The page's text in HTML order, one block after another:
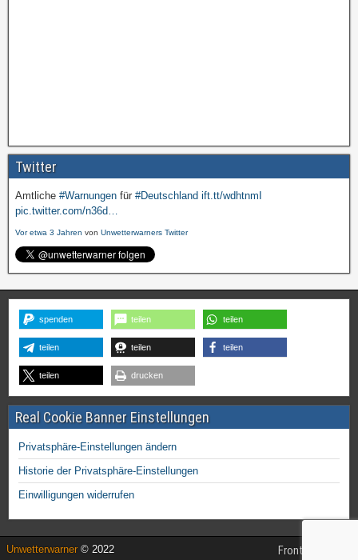
Twitter
Amtliche #Warnungen für #Deutschland ift.tt/wdhtnmI
pic.twitter.com/n36d…
Vor etwa 3 Jahren von Unwetterwarners Twitter
spenden teilen teilen
teilen teilen teilen
teilen drucken
Real Cookie Banner Einstellungen
Privatsphäre-Einstellungen ändern
Historie der Privatsphäre-Einstellungen
Einwilligungen widerrufen
Unwetterwarner © 2022 Frontier Theme